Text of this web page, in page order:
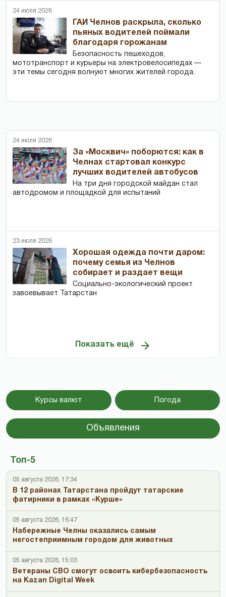
24 июля 2026
ГАИ Челнов раскрыла, сколько
пьяных водителей поймали
благодаря горожанам
Безопасность пешеходов,
мототранспорт и курьеры на электровелосипедах —
эти темы сегодня волнуют многих жителей города.
24 июля 2026
За «Москвич» поборются: как в
Челнах стартовал конкурс
лучших водителей автобусов
На три дня городской майдан стал
автодромом и площадкой для испытаний
23 июля 2026
Хорошая одежда почти даром:
почему семья из Челнов
собирает и раздает вещи
Социально-экологический проект
завоевывает Татарстан
Показать ещё
Курсы валют Погода
Объявления
Топ-5
05 августа 2026, 17:34
В 12 районах Татарстана пройдут татарские
фатирники в рамках «Курше»
05 августа 2026, 16:47
Набережные Челны оказались самым
негостеприимным городом для животных
05 августа 2026, 15:03
Ветераны СВО смогут освоить кибербезопасность
на Kazan Digital Week